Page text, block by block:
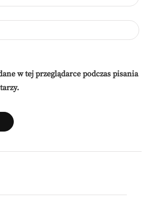
w tej przeglądarce podczas pisania